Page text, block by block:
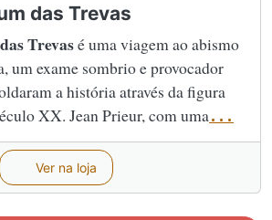
das Trevas
Trevasé uma viagem ao abismo
um exame sombrio e provocador
a história através da figura
XX. Jean Prieur, com uma...
Ver na loja